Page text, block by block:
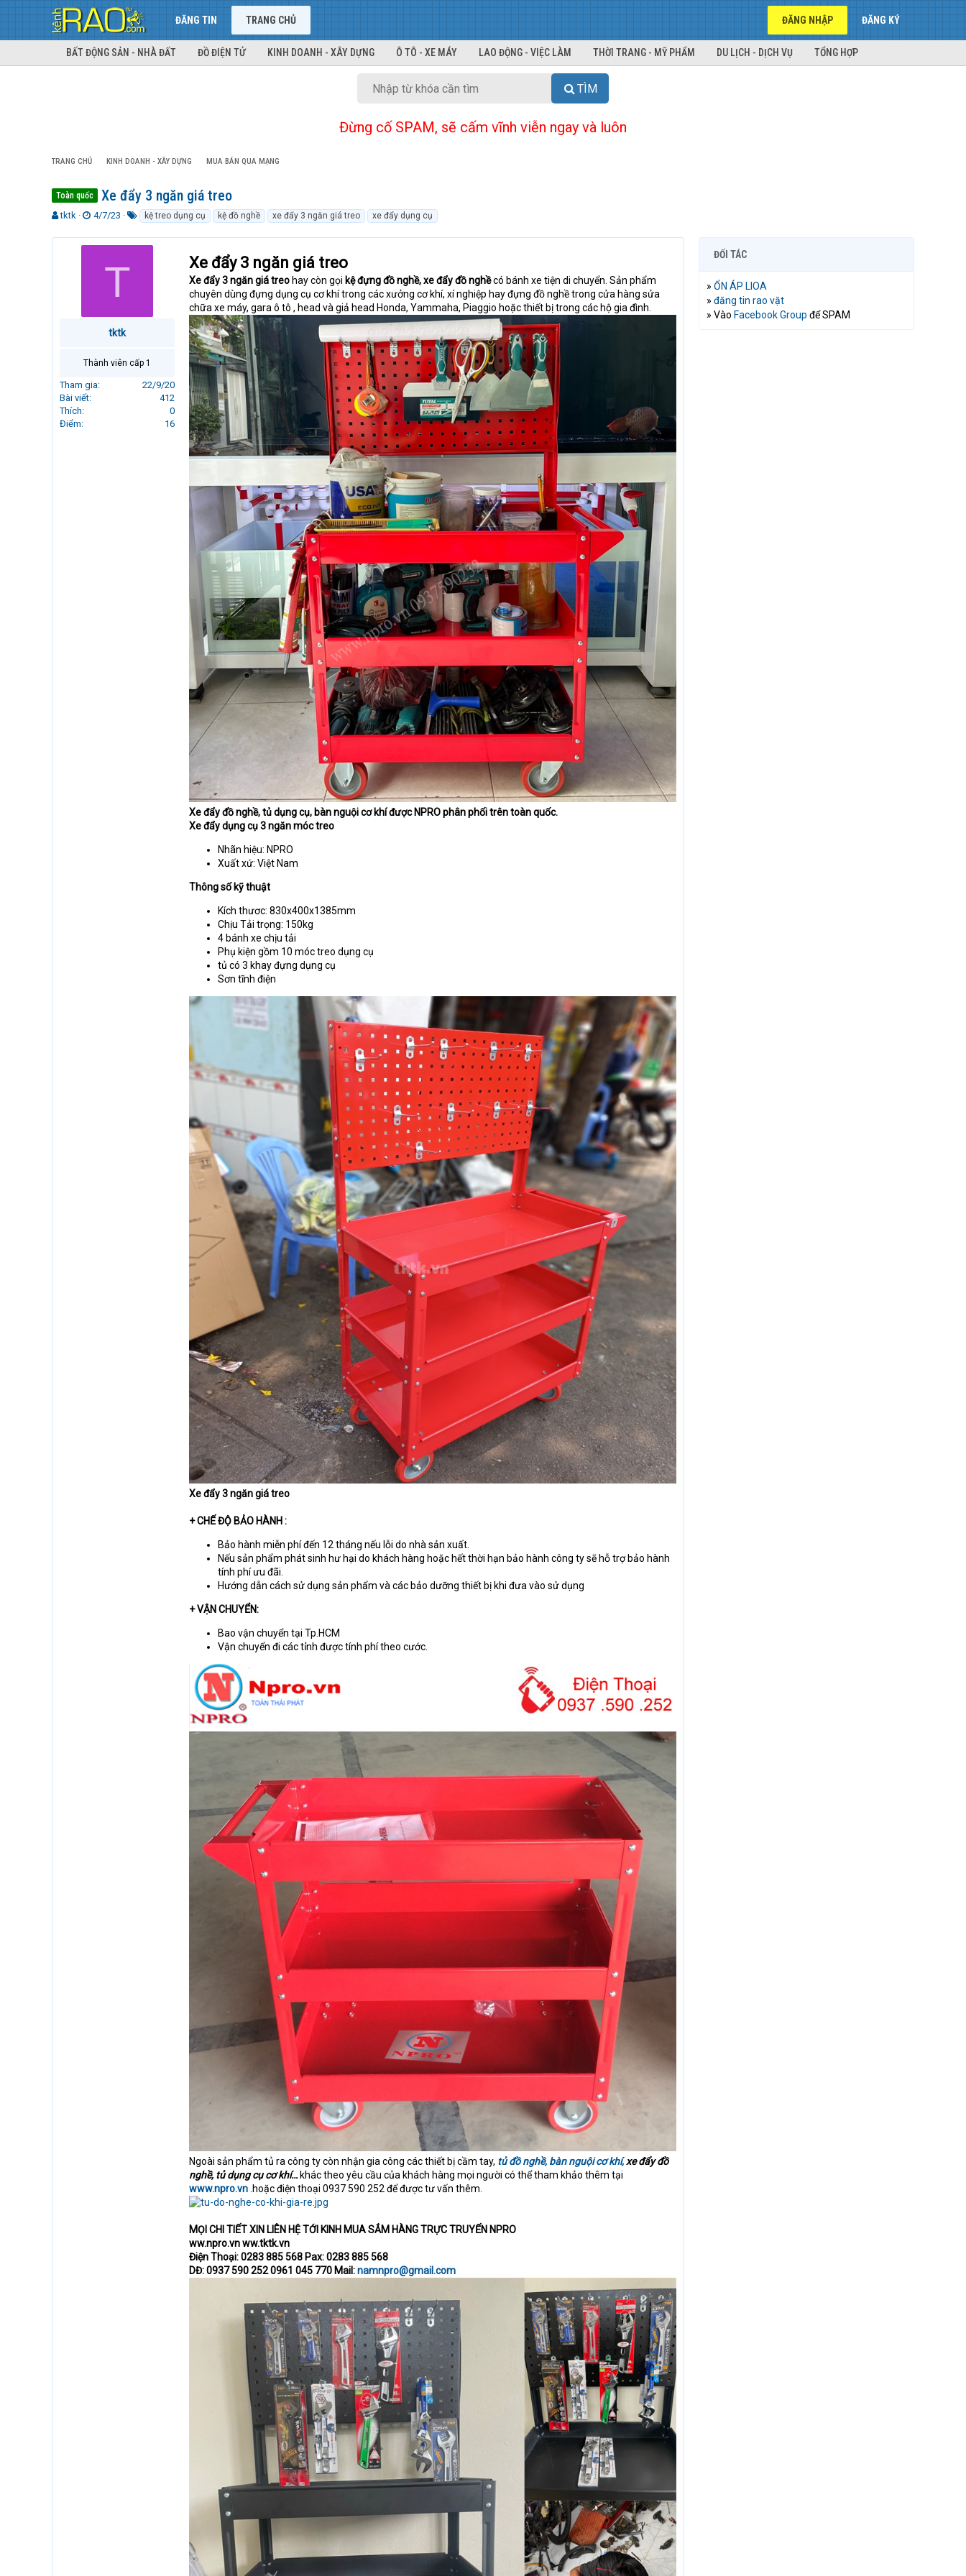
ĐĂNG TIN TRANG CHỦ ĐĂNG NHẬP ĐĂNG KÝ
BẤT ĐỘNG SẢN - NHÀ ĐẤT ĐỒ ĐIỆN TỬ KINH DOANH - XÂY DỰNG Ô TÔ - XE MÁY LAO ĐỘNG - VIỆC LÀM THỜI TRANG - MỸ PHẨM DU LỊCH - DỊCH VỤ TỔNG HỢP
TÌM
Đừng cố SPAM, sẽ cấm vĩnh viễn ngay và luôn
TRANG CHỦ KINH DOANH - XÂY DỰNG MUA BÁN QUA MẠNG
Toàn quốc Xe đẩy 3 ngăn giá treo
T
r
tktk
N
à
4/7/23
k
kệ treo dụng cụ kệ đồ nghề xe đẩy 3 ngăn giá treo xe đẩy dụng cụ
T
tktk
Thành viên cấp 1
Tham gia
22/9/20
Bài viết
412
Thích
0
Điểm
16
Xe đẩy 3 ngăn giá treo
Xe đẩy 3 ngăn giá treo hay còn gọi kệ đựng đồ nghề, xe đẩy đồ nghềcó bánh xe tiện di chuyển. Sản phẩm
chuyên dùng đựng dụng cụ cơ khí trong các xưởng cơ khí, xí nghiệp hay đựng đồ nghề trong cửa hàng sửa
chữa xe máy, gara ô tô , head và giả head Honda, Yammaha, Piaggio hoặc thiết bị trong các hộ gia đình.
Xe đẩy đồ nghề, tủ dụng cụ, bàn nguội cơ khí được NPRO phân phối trên toàn quốc.
Xe đẩy dụng cụ 3 ngăn móc treo
Nhãn hiệu: NPRO
Xuất xứ: Việt Nam
Thông số kỹ thuật
Kích thươc: 830x400x1385mm
Chịu Tải trọng: 150kg
4 bánh xe chịu tải
Phụ kiện gồm 10 móc treo dụng cụ
tủ có 3 khay đựng dụng cụ
Sơn tĩnh điện
Xe đẩy 3 ngăn giá treo
+ CHẾ ĐỘ BẢO HÀNH :
Bảo hành miễn phí đến 12 tháng nếu lỗi do nhà sản xuất.
Nếu sản phẩm phát sinh hư hại do khách hàng hoặc hết thời hạn bảo hành công ty sẽ hỗ trợ bảo hành
tính phí ưu đãi.
Hướng dẫn cách sử dụng sản phẩm và các bảo dưỡng thiết bị khi đưa vào sử dụng
+ VẬN CHUYỂN:
Bao vận chuyển tại Tp.HCM
Vận chuyển đi các tỉnh được tính phí theo cước.
Ngoài sản phẩm tủ ra công ty còn nhận gia công các thiết bị cầm tay, tủ đồ nghề, bàn nguội cơ khí,xe đẩy đồ
nghề, tủ dụng cụ cơ khí… khác theo yêu cầu của khách hàng mọi người có thể tham khảo thêm tại
www.npro.vn .hoặc điện thoại 0937 590 252 để được tư vấn thêm.
MỌI CHI TIẾT XIN LIÊN HỆ TỚI KINH MUA SẮM HÀNG TRỰC TRUYẾN NPRO
ww.npro.vn ww.tktk.vn
Điện Thoại: 0283 885 568 Pax: 0283 885 568
DĐ: 0937 590 252 0961 045 770 Mail:namnpro@gmail.com
ĐỐI TÁC
» ỔN ÁP LIOA
» đăng tin rao vặt
» Vào Facebook Group để SPAM